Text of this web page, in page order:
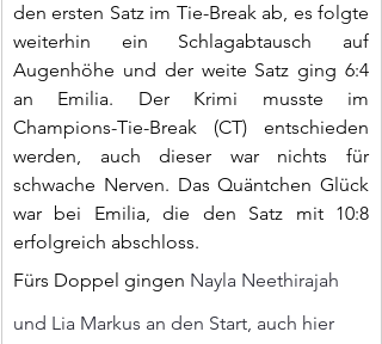
den ersten Satz im Tie-Break ab, es folgte
weiterhin ein Schlagabtausch auf
Augenhöhe und der weite Satz ging 6:4
an Emilia. Der Krimi musste im
Champions-Tie-Break (CT) entschieden
werden, auch dieser war nichts für
schwache Nerven. Das Quäntchen Glück
war bei Emilia, die den Satz mit 10:8
erfolgreich abschloss.
Fürs Doppel gingen Nayla Neethirajah
und Lia Markus an den Start, auch hier